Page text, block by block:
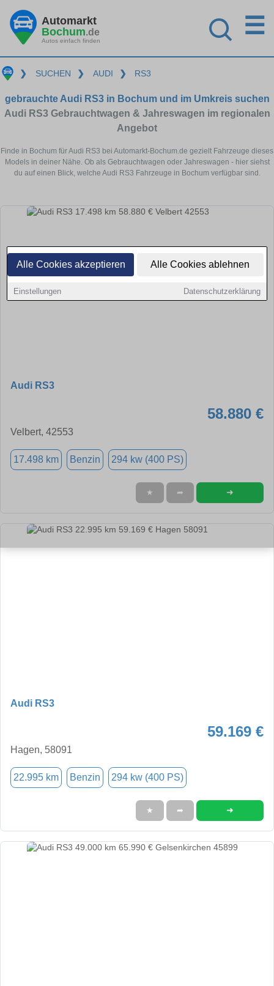
Alle Cookies akzeptieren Alle Cookies ablehnen
Einstellungen Datenschutzerklärung
Automarkt
Bochum.de
Autos einfach finden
☰
❯ SUCHEN ❯ AUDI ❯ RS3
gebrauchte Audi RS3 in Bochum und im Umkreis suchen
Audi RS3 Gebrauchtwagen & Jahreswagen im regionalen
Angebot
Finde in Bochum für Audi RS3 bei Automarkt-Bochum.de gezielt Fahrzeuge dieses
Models in deiner Nähe. Ob als Gebrauchtwagen oder Jahreswagen - hier siehst
du auf einen Blick, welche Audi RS3 Fahrzeuge in Bochum verfügbar sind.
Audi RS3
58.880 €
Velbert, 42553
17.498 km Benzin 294 kw (400 PS)
★ ➦ ➜
Audi RS3
59.169 €
Hagen, 58091
22.995 km Benzin 294 kw (400 PS)
★ ➦ ➜